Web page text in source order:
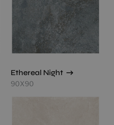
Ethereal Night
90X90